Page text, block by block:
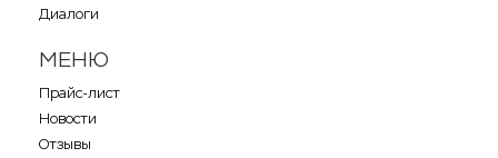
Диалоги
МЕНЮ
Прайс-лист
Новости
Отзывы